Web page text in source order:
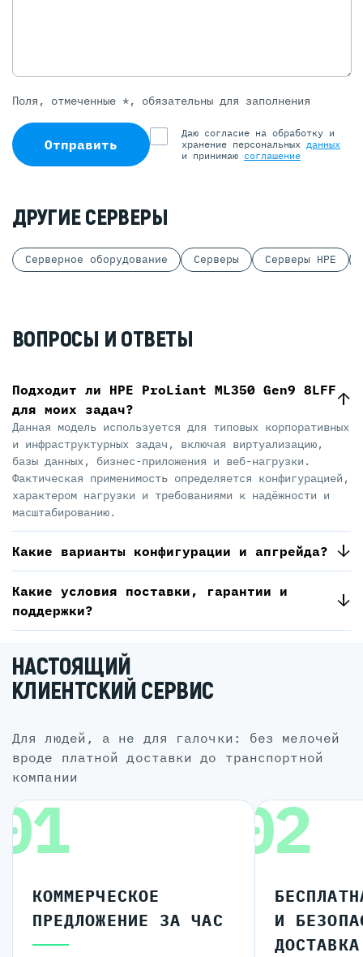
Поля, отмеченные *, обязательны для заполнения
Отправить
Даю согласие на обработку и
хранение персональных данных
и принимаю соглашение
ДРУГИЕ СЕРВЕРЫ
Серверное оборудование Серверы Серверы HPE
ВОПРОСЫ И ОТВЕТЫ
Подходит ли HPE ProLiant ML350 Gen9 8LFF
для моих задач?
Данная модель используется для типовых корпоративных
и инфраструктурных задач, включая виртуализацию,
базы данных, бизнес-приложения и веб-нагрузки.
Фактическая применимость определяется конфигурацией,
характером нагрузки и требованиями к надёжности и
масштабированию.
Какие варианты конфигурации и апгрейда?
Какие условия поставки, гарантии и
поддержки?
НАСТОЯЩИЙ
КЛИЕНТСКИЙ СЕРВИС
для людей, а не для галочки: без мелочей
вроде платной доставки до транспортной
компании
КОММЕРЧЕСКОЕ
ПРЕДЛОЖЕНИЕ ЗА ЧАС
02
И
ДОСТАВКА